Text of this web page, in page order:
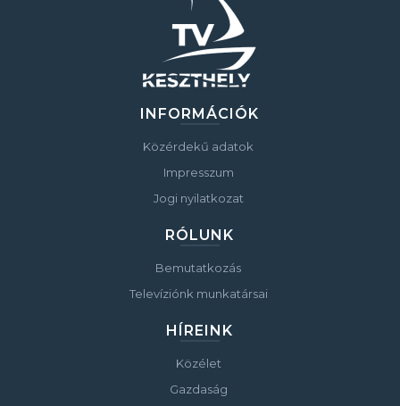
INFORMÁCIÓK
Közérdekű adatok
Impresszum
Jogi nyilatkozat
RÓLUNK
Bemutatkozás
Televíziónk munkatársai
HÍREINK
Közélet
Gazdaság